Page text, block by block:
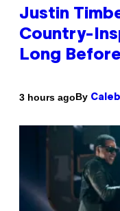
Justin
Country-
Long
3 hours agoBy